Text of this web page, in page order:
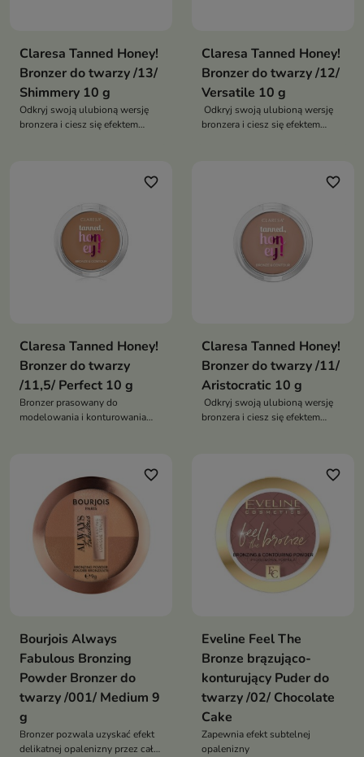
Claresa Tanned Honey!
Bronzer do twarzy /13/
Shimmery 10 g
Odkryj swoją ulubioną wersję
bronzera i ciesz się efektem
Claresa Tanned Honey!
Bronzer do twarzy /12/
Versatile 10 g
Odkryj swoją ulubioną wersję
bronzera i ciesz się efektem
favorite_border
Claresa Tanned Honey!
Bronzer do twarzy
/11,5/ Perfect 10 g
Bronzer prasowany do
modelowania i konturowania
favorite_border
Claresa Tanned Honey!
Bronzer do twarzy /11/
Aristocratic 10 g
Odkryj swoją ulubioną wersję
bronzera i ciesz się efektem
favorite_border
Bourjois Always
Fabulous Bronzing
Powder Bronzer do
twarzy /001/ Medium 9
g
Bronzer pozwala uzyskać efekt
delikatnej opalenizny przez cały
favorite_border
Eveline Feel The
Bronze brązująco-
konturujący Puder do
twarzy /02/ Chocolate
Cake
Zapewnia efekt subtelnej
opalenizny